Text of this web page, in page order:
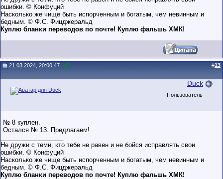
ошибки. © Конфуций
Насколько же чище быть испорченным и богатым, чем невинным и
бедным. © Ф.С. Фицджеральд
Куплю бланки переводов по почте! Куплю фальшь ХМК!
21.03.2024, 20:00:47 #13
Duck
Пользователь
№ 8 куплен.
Остался № 13. Предлагаем!
Не дружи с теми, кто тебе не равен и не бойся исправлять свои
ошибки. © Конфуций
Насколько же чище быть испорченным и богатым, чем невинным и
бедным. © Ф.С. Фицджеральд
Куплю бланки переводов по почте! Куплю фальшь ХМК!